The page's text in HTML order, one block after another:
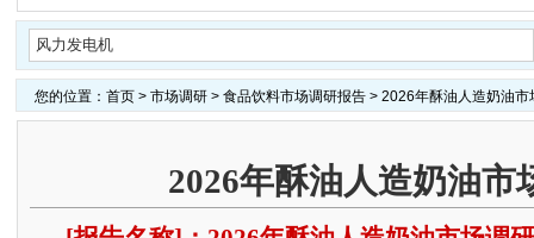
您的位置： 首页> 市场调研> 食品饮料市场调研报告> 2026年酥油人造奶油市
2026年酥油人造奶油市